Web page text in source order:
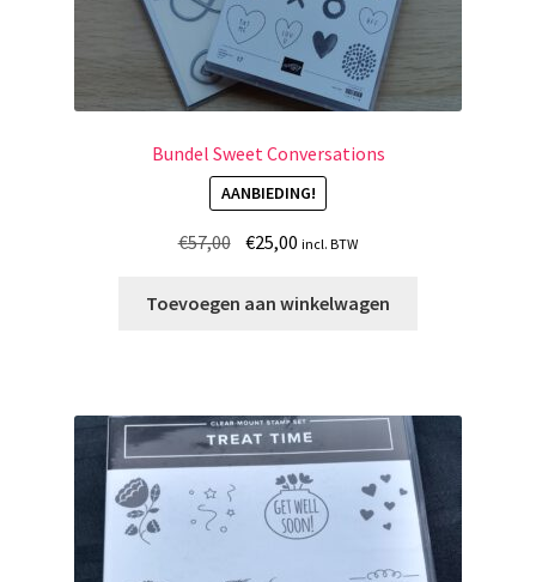
Bundel Sweet Conversations
AANBIEDING!
€57,00 Oorspronkelijke
was:
€25,00 Huidige
is:
incl. BTW
Toevoegen aan winkelwagen